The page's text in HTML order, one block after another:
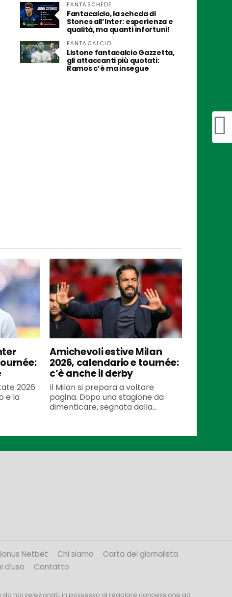
FANTASCHEDE
Fantacalcio, la scheda di
Stones all’Inter: esperienza e
qualità, ma quanti infortuni!
FANTACALCIO
Listone fantacalcio Gazzetta,
gli attaccanti più quotati:
Ramos c’è ma insegue
2026
e la
Amichevoli estive Milan
2026, calendario e tournée:
c’è anche il derby
Il Milan si prepara a voltare
pagina. Dopo una stagione da
dimenticare, segnata dalla...
Netbet Chi siamo
Carta del giornalista
d’uso Contatto
noi selezionati, in possesso di regolare concessione ad